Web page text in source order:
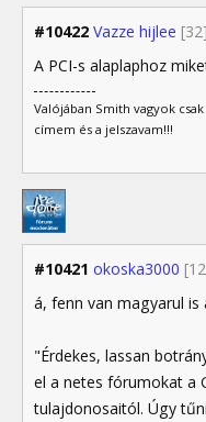
#10422 Vazze hijlee [32]
A PCI-s alaplaphoz
Valójában Smith vagyok
címem és a jelszavam!!!
#10421 okoska3000
á, fenn van magyarul
"Érdekes, lassan
el a netes fórumokat a
tulajdonosaitól. Úgy